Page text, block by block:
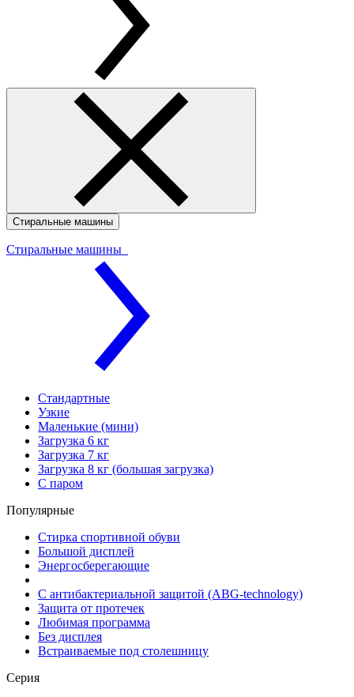
Стиральные машины
Стиральные машины
Стандартные
Узкие
Маленькие (мини)
Загрузка 6 кг
Загрузка 7 кг
Загрузка 8 кг (большая загрузка)
С паром
Популярные
Стирка спортивной обуви
Большой дисплей
Энергосберегающие
С антибактериальной защитой (ABG-technology)
Защита от протечек
Любимая программа
Без дисплея
Встраиваемые под столешницу
Серия